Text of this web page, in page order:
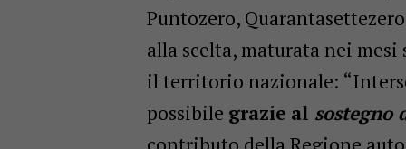
Puntozero,
alla scelta, maturata nei
il territorio nazionale:
possibile grazie al sostegno